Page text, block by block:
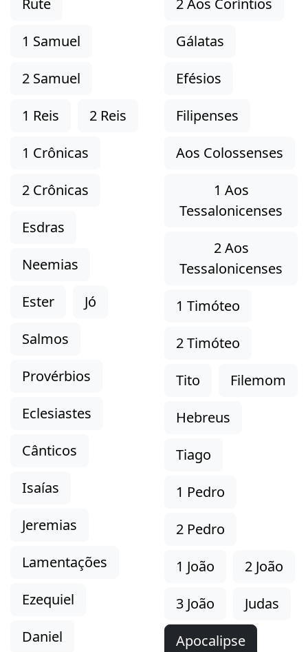
Rute
1 Samuel
2 Samuel
1 Reis
2 Reis
1 Crônicas
2 Crônicas
Esdras
Neemias
Ester
Jó
Salmos
Provérbios
Eclesiastes
Cânticos
Isaías
Jeremias
Lamentações
Ezequiel
Daniel
2 Aos Coríntios
Gálatas
Efésios
Filipenses
Aos Colossenses
1 Aos
Tessalonicenses
2 Aos
Tessalonicenses
1 Timóteo
2 Timóteo
Tito
Filemom
Hebreus
Tiago
1 Pedro
2 Pedro
1 João
2 João
3 João
Judas
Apocalipse